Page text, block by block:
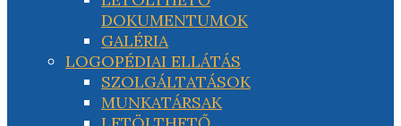
DOKUMENTUMOK
GALÉRIA
LOGOPÉDIAI ELLÁTÁS
SZOLGÁLTATÁSOK
MUNKATÁRSAK